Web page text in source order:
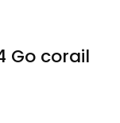
Go corail